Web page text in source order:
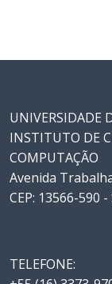
UNIVERSIDADE
INSTITUTO DE
COMPUTAÇÃO
Avenida
CEP: 13566-590
TELEFONE: